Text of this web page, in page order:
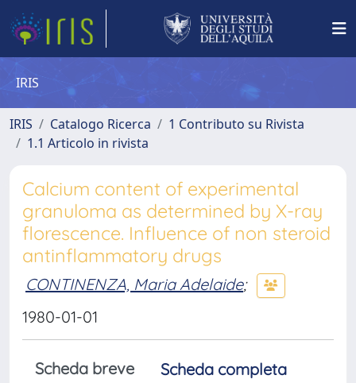
IRIS
IRIS Catalogo Ricerca
1 Contributo su Rivista
1.1 Articolo in rivista
Calcium content of experimental
granuloma as determined by X-ray
florescence. Influence of non steroid
antinflammatory drugs
CONTINENZA, Maria Adelaide;
1980-01-01
Scheda breve
Scheda completa